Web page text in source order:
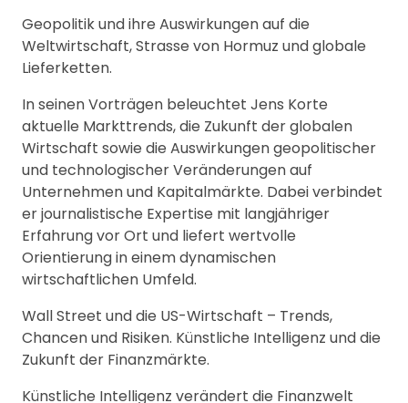
Geopolitik und ihre Auswirkungen auf die
Weltwirtschaft, Strasse von Hormuz und globale
Lieferketten.
In seinen Vorträgen beleuchtet Jens Korte
aktuelle Markttrends, die Zukunft der globalen
Wirtschaft sowie die Auswirkungen geopolitischer
und technologischer Veränderungen auf
Unternehmen und Kapitalmärkte. Dabei verbindet
er journalistische Expertise mit langjähriger
Erfahrung vor Ort und liefert wertvolle
Orientierung in einem dynamischen
wirtschaftlichen Umfeld.
Wall Street und die US-Wirtschaft – Trends,
Chancen und Risiken. Künstliche Intelligenz und die
Zukunft der Finanzmärkte.
Künstliche Intelligenz verändert die Finanzwelt